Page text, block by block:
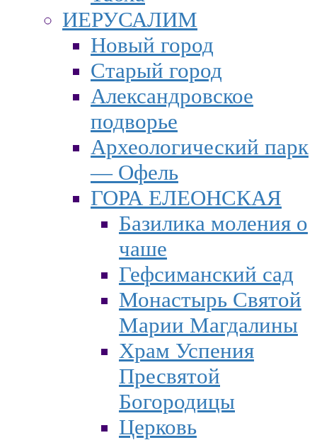
ИЕРУСАЛИМ
Новый город
Старый город
Александровское
подворье
Археологический парк
— Офель
ГОРА ЕЛЕОНСКАЯ
Базилика моления о
чаше
Гефсиманский сад
Монастырь Святой
Марии Магдалины
Храм Успения
Пресвятой
Богородицы
Церковь